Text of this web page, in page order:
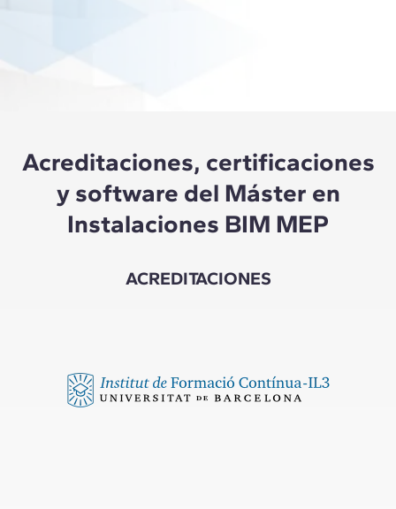
Acreditaciones, certificaciones
y software del Máster en
Instalaciones BIM MEP
ACREDITACIONES